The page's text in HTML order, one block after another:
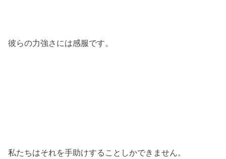
彼らの力強さには感服です。
私たちはそれを手助けすることしかできません。